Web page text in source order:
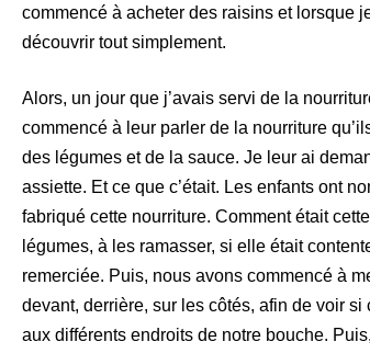
commencé à acheter des raisins et lorsque
découvrir tout simplement.
Alors, un jour que j’avais servi de la
commencé à leur parler de la nourriture
des légumes et de la sauce. Je leur ai
assiette. Et ce que c’était. Les enfants ont
fabriqué cette nourriture. Comment était
légumes, à les ramasser, si elle était
remerciée. Puis, nous avons commencé à
devant, derrière, sur les côtés, afin de voir
aux différents endroits de notre bouche.